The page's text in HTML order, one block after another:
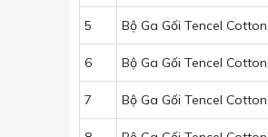
5 Bộ Ga Gối Tencel
6 Bộ Ga Gối Tencel
7 Bộ Ga Gối Tencel